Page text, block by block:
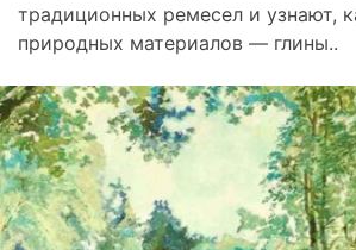
традиционных ремесел и узнают,
природных материалов — глины..